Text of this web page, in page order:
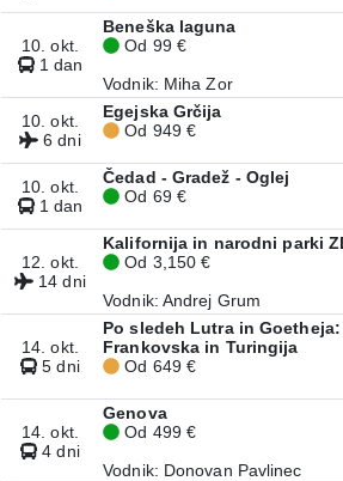
10. okt.
1 dan
Beneška laguna
Od 99 €
Vodnik: Miha Zor
10. okt.
6 dni
Egejska Grčija
Od 949 €
10. okt.
1 dan
Čedad - Gradež - Oglej
Od 69 €
12. okt.
14 dni
Kalifornija in narodni parki
Od 3,150 €
Vodnik: Andrej Grum
14. okt.
5 dni
Po sledeh Lutra in Goetheja:
Frankovska in Turingija
Od 649 €
14. okt.
4 dni
Genova
Od 499 €
Vodnik: Donovan Pavlinec